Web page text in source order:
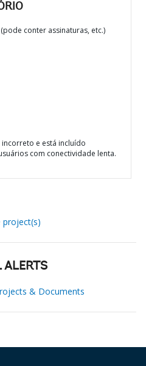
conter assinaturas, etc.)
e está incluído
com conectividade lenta.
project(s)
ALERTS
& Documents